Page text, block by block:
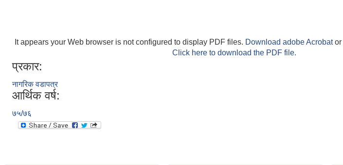
It appears your Web browser is not configured to display PDF files. Download adobe Acrobator
Click here to download the PDF file.
प्रकार:
नागरिक वडापत्र
आर्थिक वर्ष:
७५/७६